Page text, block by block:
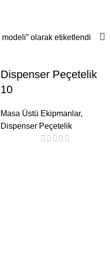
modeli” olarak etiketlendi
Dispenser Peçetelik
10
Masa Üstü Ekipmanlar,
Dispenser Peçetelik